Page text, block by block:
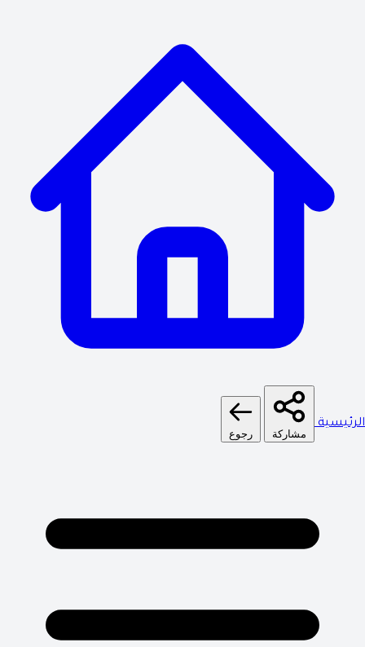
الرئيسية
مشاركة رجوع